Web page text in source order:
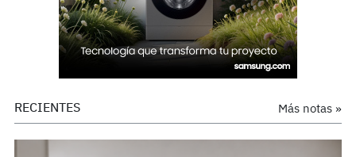
Más notas »
RECIENTES